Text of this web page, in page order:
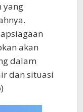
yang
akan
dalam
dan situasi